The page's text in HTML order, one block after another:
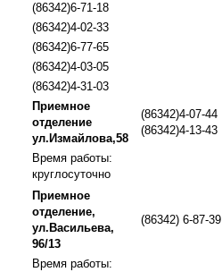
(86342)6-71-18
(86342)4-02-33
(86342)6-77-65
(86342)4-03-05
(86342)4-31-03
Приемное
отделение
ул.Измайлова,58
(86342)4-07-44
(86342)4-13-43
Время работы:
круглосуточно
Приемное
отделение,
ул.Васильева,
96/13
(86342) 6-87-39
Время работы: